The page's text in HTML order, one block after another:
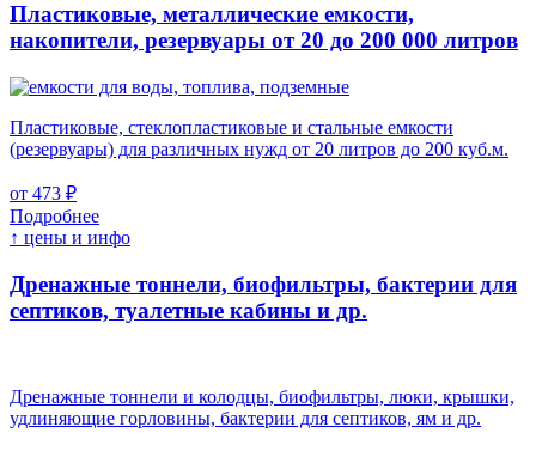
Пластиковые, металлические емкости,
накопители, резервуары от 20 до 200 000 литров
Пластиковые, стеклопластиковые и стальные емкости
(резервуары) для различных нужд от 20 литров до 200 куб.м.
от 473 ₽
Подробнее
↑ цены и инфо
Дренажные тоннели, биофильтры, бактерии для
септиков, туалетные кабины и др.
Дренажные тоннели и колодцы, биофильтры, люки, крышки,
удлиняющие горловины, бактерии для септиков, ям и др.